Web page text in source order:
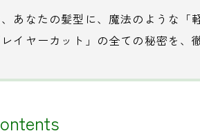
あなたの髪型に、魔法のような
イヤーカット」の全ての秘密を、